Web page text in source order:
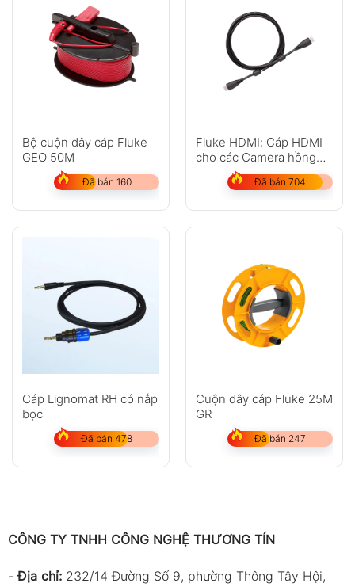
Bộ cuộn dây cáp Fluke
GEO 50M
Đã bán 160
Fluke HDMI: Cáp HDMI
cho các Camera hồng
ngoại TiX1000, TiX660 và
TiX640
Đã bán 704
Cáp Lignomat RH có nắp
bọc
Đã bán 478
Cuộn dây cáp Fluke 25M
GR
Đã bán 247
CÔNG TY TNHH CÔNG NGHỆ THƯƠNG TÍN
-Địa chỉ: 232/14 Đường Số 9, phường Thông Tây Hội,